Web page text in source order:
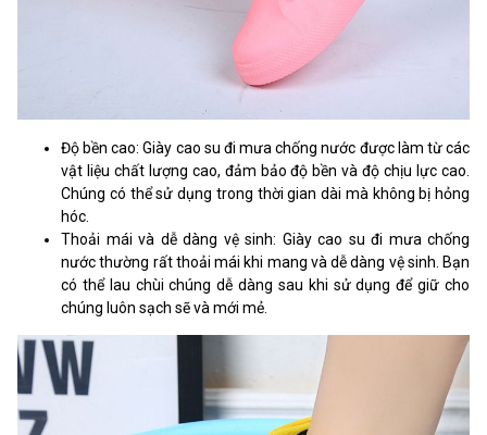
Độ bền cao: Giày cao su đi mưa chống nước được làm từ các
vật liệu chất lượng cao, đảm bảo độ bền và độ chịu lực cao.
Chúng có thể sử dụng trong thời gian dài mà không bị hỏng
hóc.
Thoải mái và dễ dàng vệ sinh: Giày cao su đi mưa chống
nước thường rất thoải mái khi mang và dễ dàng vệ sinh. Bạn
có thể lau chùi chúng dễ dàng sau khi sử dụng để giữ cho
chúng luôn sạch sẽ và mới mẻ.